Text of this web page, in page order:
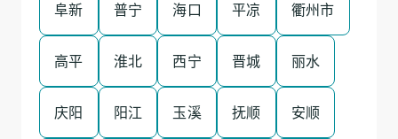
阜新 普宁 海口 平凉 衢州市
高平 淮北 西宁 晋城 丽水
庆阳 阳江 玉溪 抚顺 安顺